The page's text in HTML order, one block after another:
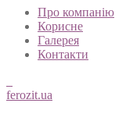
Про компанію
Корисне
Галерея
Контакти
ferozit.ua